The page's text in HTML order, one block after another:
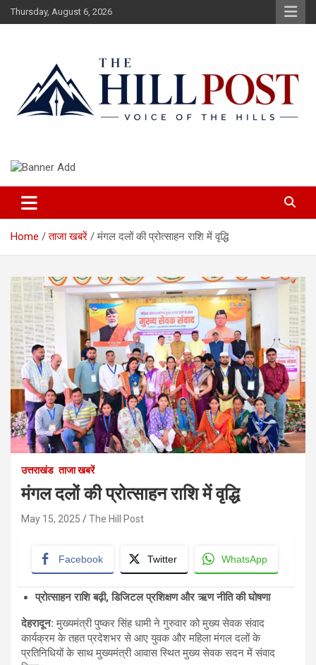
Skip
to
Thursday, August 6, 2026
The Hillpost
Home ताजा खबरें मंगल दलों की प्रोत्साहन राशि में वृद्धि
उत्तराखंड ताजा खबरें
मंगल दलों की प्रोत्साहन राशि में वृद्धि
May 15, 2025 The Hill Post
Facebook Twitter WhatsApp
प्रोत्साहन राशि बढ़ी,डिजिटल प्रशिक्षण और ऋण नीति की घोषणा
देहरादून: मुख्यमंत्री पुष्कर सिंह धामी ने गुरुवार को मुख्य सेवक संवाद
कार्यक्रम के तहत प्रदेशभर से आए युवक और महिला मंगल दलों के
प्रतिनिधियों के साथ मुख्यमंत्री आवास स्थित मुख्य सेवक सदन में संवाद